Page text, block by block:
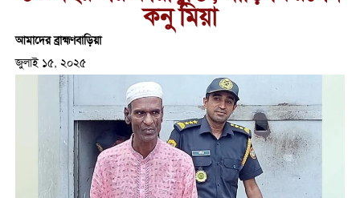
কনু মিয়া
আমাদের ব্রাহ্মণবাড়িয়া
জুলাই ১৫, ২০২৫